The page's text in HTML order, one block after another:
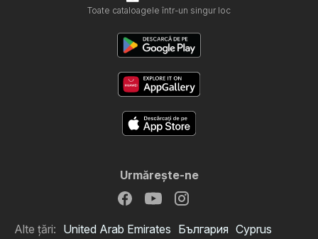
Toate cataloagele într-un singur loc
Urmăreşte-ne
Alte țări: United Arab Emirates България Cyprus